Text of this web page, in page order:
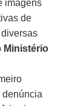
imagens
de
Ministério
denúncia